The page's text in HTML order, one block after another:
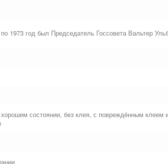
1973 год был Председатель Госсовета Вальтер
состоянии, без клея, с повреждённым клеем